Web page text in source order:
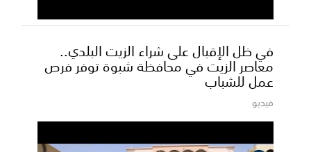
في ظل الإقبال على شراء الزيت البلدي..
معاصر الزيت في محافظة شبوة توفر فرص
عمل للشباب
فيديو